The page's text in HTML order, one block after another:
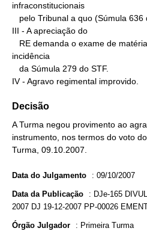
infraconstitucionais
III - A apreciação do
incidência
IV - Agravo regimental improvido.
Decisão
A Turma negou provimento ao
instrumento, nos termos do voto
Turma, 09.10.2007.
Data do Julgamento : 09/10/2007
Data da Publicação : DJe-165
2007 DJ 19-12-2007 PP-00026
Órgão Julgador : Primeira Turma